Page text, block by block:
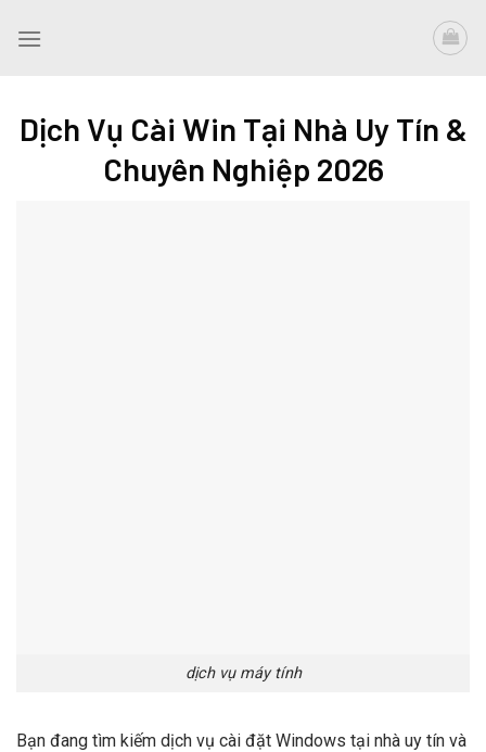
Dịch Vụ Cài Win Tại Nhà Uy Tín &
Chuyên Nghiệp 2026
dịch vụ máy tính
Bạn đang tìm kiếm dịch vụ cài đặt Windows tại nhà uy tín và